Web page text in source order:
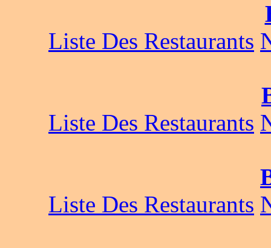
Liste Des Restaurants
Liste Des Restaurants
Liste Des Restaurants